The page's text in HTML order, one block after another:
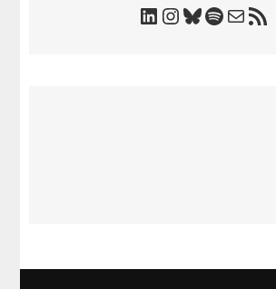
LinkedIn
Instagram
Bluesky
Spotify
E-Mail
RSS-